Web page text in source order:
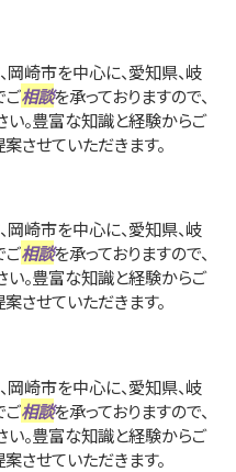
岡崎市を中心に、愛知県、岐
ご相談を承っておりますので、
い。豊富な知識と経験からご
させていただきます。
岡崎市を中心に、愛知県、岐
ご相談を承っておりますので、
い。豊富な知識と経験からご
させていただきます。
岡崎市を中心に、愛知県、岐
ご相談を承っておりますので、
い。豊富な知識と経験からご
させていただきます。